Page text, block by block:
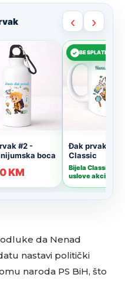
odluke da Nenad
nastavi politički
naroda PS BiH, što